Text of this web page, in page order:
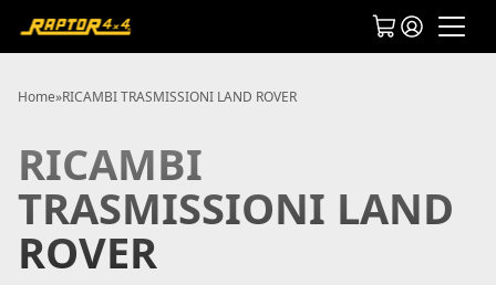
Home»RICAMBI TRASMISSIONI LAND ROVER
RICAMBI
TRASMISSIONI LAND
ROVER